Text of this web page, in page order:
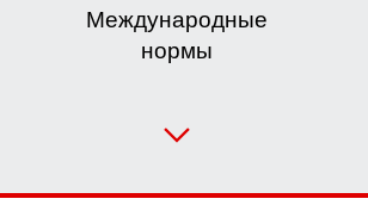
Международные
нормы